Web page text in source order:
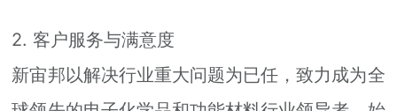
2. 客户服务与满意度
新宙邦以解决行业重大问题为已任，致力成为全